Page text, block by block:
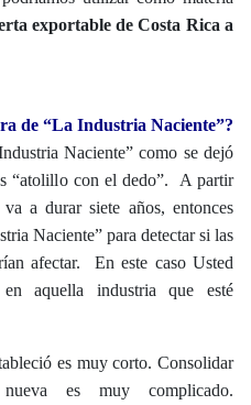
exportable de Costa Rica a
de “La Industria Naciente”?
Naciente” como se dejó
“atolillo con el dedo”. A partir
a durar siete años, entonces
Naciente” para detectar si las
afectar. En este caso Usted
aquella industria que esté
es muy corto. Consolidar
nueva es muy complicado.